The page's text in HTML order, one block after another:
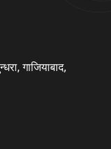
गाजियाबाद,